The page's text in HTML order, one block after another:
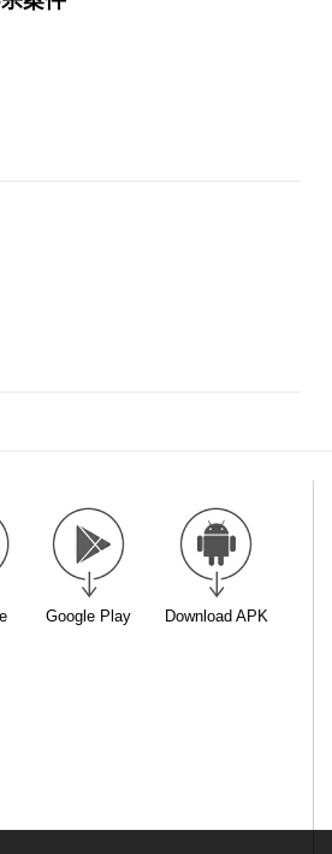
Google Play Download APK